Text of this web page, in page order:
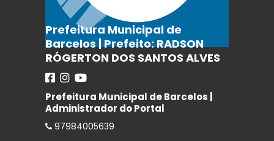
Prefeitura Municipal de
Barcelos | Prefeito: RADSON
RÓGERTON DOS SANTOS ALVES
Prefeitura Municipal de Barcelos |
Administrador do Portal
97984005639